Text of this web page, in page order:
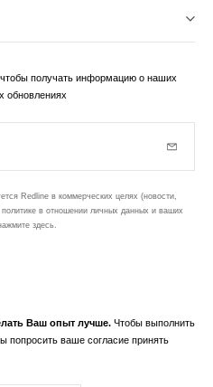
Ваш опыт лучше. Чтобы выполнить
попросить ваше согласие принять
получать информацию о наших
обновлениях
Redline в коммерческих целях (новости,
в отношении личных данных и ваших
здесь